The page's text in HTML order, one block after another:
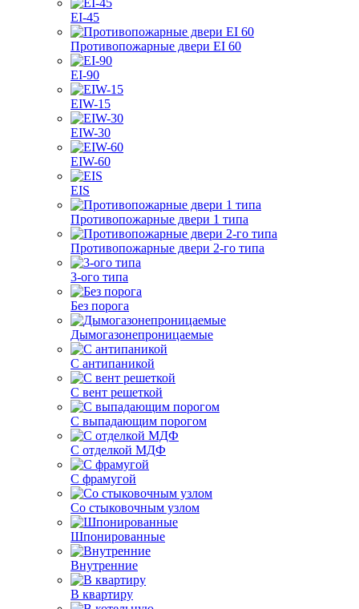
EI-45
Противопожарные двери EI 60
EI-90
EIW-15
EIW-30
EIW-60
EIS
Противопожарные двери 1 типа
Противопожарные двери 2-го типа
3-ого типа
Без порога
Дымогазонепроницаемые
С антипаникой
С вент решеткой
С выпадающим порогом
С отделкой МДФ
С фрамугой
Со стыковочным узлом
Шпонированные
Внутренние
В квартиру